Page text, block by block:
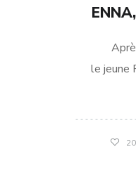
Après
le jeune
20